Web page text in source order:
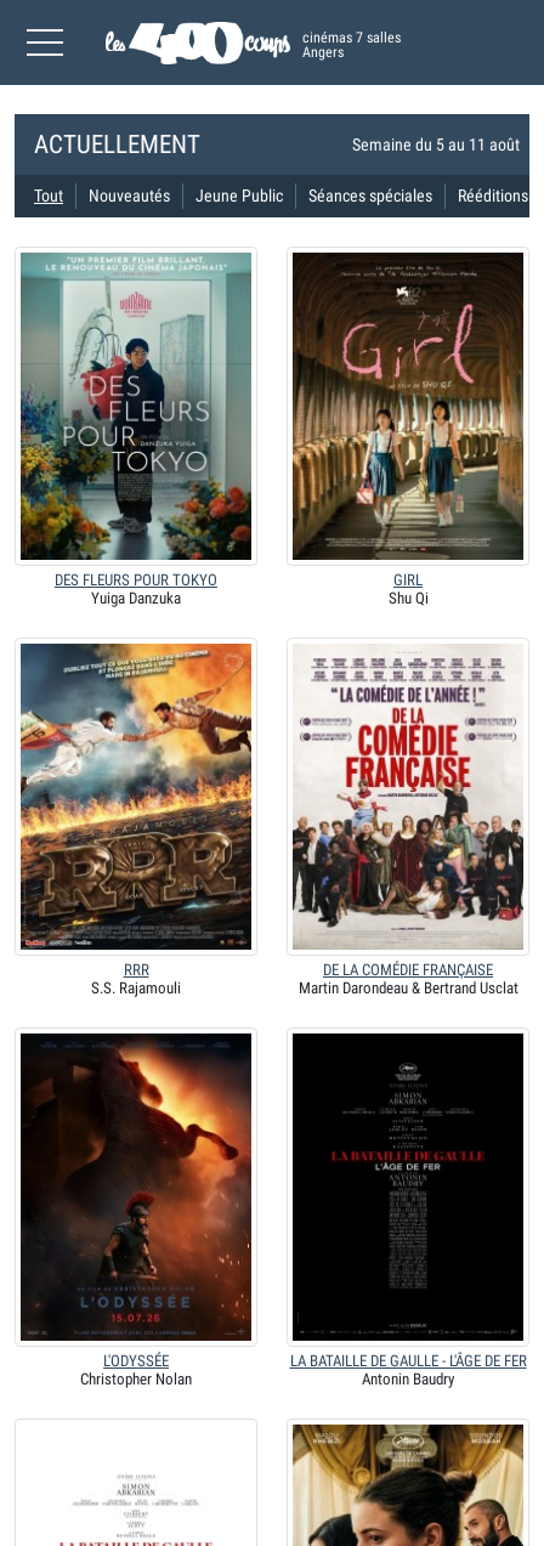
cinémas 7 salles
Angers
ACTUELLEMENT Semaine du 5 au 11 août
Tout Nouveautés Jeune Public Séances spéciales Rééditions
DES FLEURS POUR TOKYO
Yuiga Danzuka
GIRL
Shu Qi
RRR
S.S. Rajamouli
DE LA COMÉDIE FRANÇAISE
Martin Darondeau & Bertrand Usclat
L'ODYSSÉE
Christopher Nolan
LA BATAILLE DE GAULLE - L'ÂGE DE FER
Antonin Baudry